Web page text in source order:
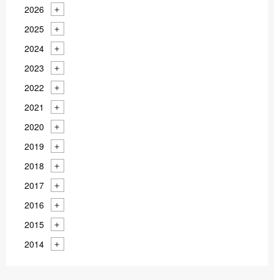
2026
2025
2024
2023
2022
2021
2020
2019
2018
2017
2016
2015
2014